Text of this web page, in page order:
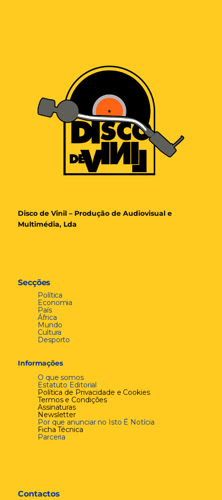
Disco de Vinil – Produção de Audiovisual e
Multimédia, Lda
Secções
Política
Economia
País
África
Mundo
Cultura
Desporto
Informações
O que somos
Estatuto Editorial
Política de Privacidade e Cookies
Termos e Condições
Assinaturas
Newsletter
Por que anunciar no Isto É Notícia
Ficha Técnica
Parceria
Contactos